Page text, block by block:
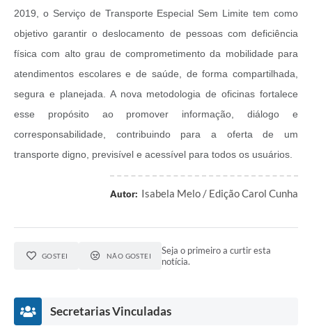
2019, o Serviço de Transporte Especial Sem Limite tem como
objetivo garantir o deslocamento de pessoas com deficiência
física com alto grau de comprometimento da mobilidade para
atendimentos escolares e de saúde, de forma compartilhada,
segura e planejada. A nova metodologia de oficinas fortalece
esse propósito ao promover informação, diálogo e
corresponsabilidade, contribuindo para a oferta de um
transporte digno, previsível e acessível para todos os usuários.
Autor: Isabela Melo / Edição Carol Cunha
GOSTEI NÃO GOSTEI
Seja o primeiro a curtir esta
notícia.
Secretarias Vinculadas